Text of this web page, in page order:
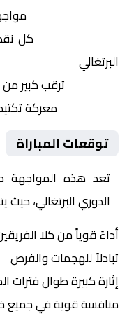
كل
البرتغالي
ترقب كبير
معركة
توقعات المباراة
تعد هذه المواجهة
الدوري البرتغالي،
أداءً قوياً من كلا
تبادلاً للهجمات والفرص
إثارة كبيرة طوال فترات
منافسة قوية في جميع